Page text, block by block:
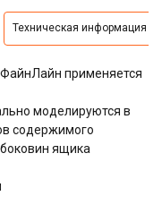
Техническая информация
применяется
моделируются в
содержимого
ящика